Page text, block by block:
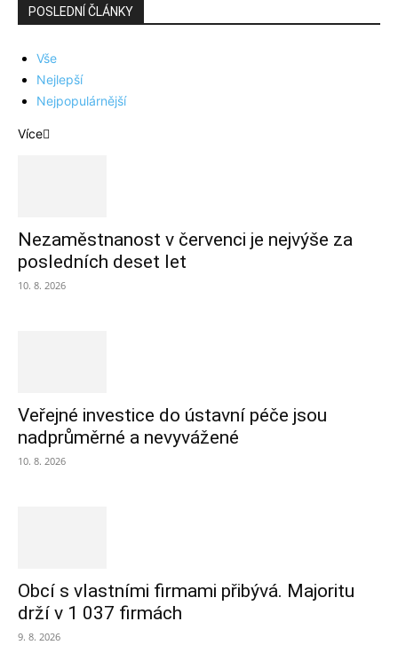
POSLEDNÍ ČLÁNKY
Vše
Nejlepší
Nejpopulárnější
Více
Nezaměstnanost v červenci je nejvýše za
posledních deset let
10. 8. 2026
Veřejné investice do ústavní péče jsou
nadprůměrné a nevyvážené
10. 8. 2026
Obcí s vlastními firmami přibývá. Majoritu
drží v 1 037 firmách
9. 8. 2026